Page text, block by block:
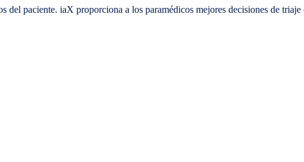
del paciente. iaX proporciona a los paramédicos mejores decisiones de